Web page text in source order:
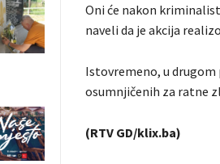
Oni će nakon
naveli da je akcija
Istovremeno, u drugom
osumnjičenih za ratne
(RTV GD/klix.ba)